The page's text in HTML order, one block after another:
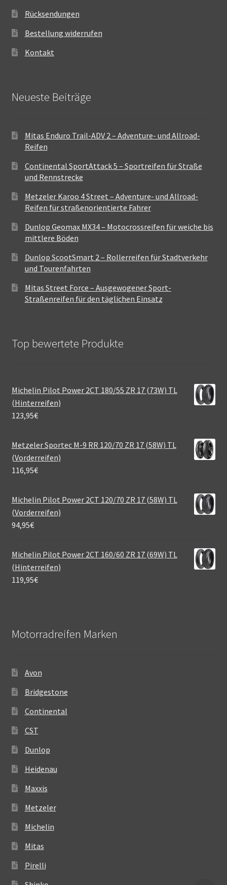
Rücksendungen
Bestellung widerrufen
Kontakt
Neueste Beiträge
Mitas Enduro Trail-ADV 2 – Adventure- und Allroad-
Reifen
Continental SportAttack 5 – Sportreifen für Straße
und Rennstrecke
Metzeler Karoo 4 Street – Adventure- und Allroad-
Reifen für straßenorientierte Fahrer
Dunlop Geomax MX34 – Motocrossreifen für weiche bis
mittlere Böden
Dunlop ScootSmart 2 – Rollerreifen für Stadtverkehr
und Tourenfahrten
Mitas Street Force – Ausgewogener Sport-
Straßenreifen für den täglichen Einsatz
Top bewertete Produkte
Michelin Pilot Power 2CT 180/55 ZR 17 (73W) TL
(Hinterreifen)
123,95€
Metzeler Sportec M-9 RR 120/70 ZR 17 (58W) TL
(Vorderreifen)
116,95€
Michelin Pilot Power 2CT 120/70 ZR 17 (58W) TL
(Vorderreifen)
94,95€
Michelin Pilot Power 2CT 160/60 ZR 17 (69W) TL
(Hinterreifen)
119,95€
Motorradreifen Marken
Avon
Bridgestone
Continental
CST
Dunlop
Heidenau
Maxxis
Metzeler
Michelin
Mitas
Pirelli